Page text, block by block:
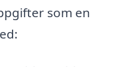
som en